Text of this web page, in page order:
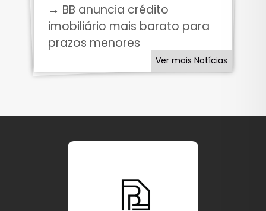
→ BB anuncia crédito
imobiliário mais barato para
prazos menores
Ver mais Notícias